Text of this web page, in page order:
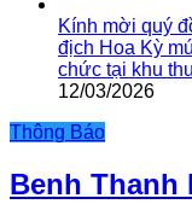
Kính mời quý
địch Hoa Kỳ
chức tại khu
12/03/2026
Thông Báo
Benh Thanh